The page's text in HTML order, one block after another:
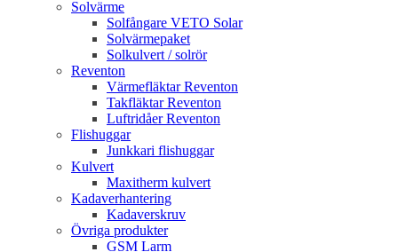
Solvärme
Solfångare VETO Solar
Solvärmepaket
Solkulvert / solrör
Reventon
Värmefläktar Reventon
Takfläktar Reventon
Luftridåer Reventon
Flishuggar
Junkkari flishuggar
Kulvert
Maxitherm kulvert
Kadaverhantering
Kadaverskruv
Övriga produkter
GSM Larm